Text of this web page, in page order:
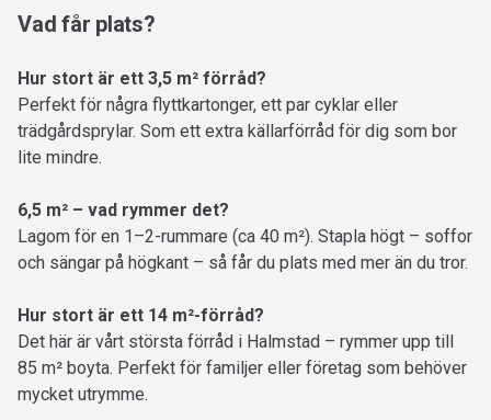
Vad får plats?
Hur stort är ett 3,5 m² förråd?
Perfekt för några flyttkartonger, ett par cyklar eller
trädgårdsprylar. Som ett extra källarförråd för dig som bor
lite mindre.
6,5 m² – vad rymmer det?
Lagom för en 1–2-rummare (ca 40 m²). Stapla högt – soffor
och sängar på högkant – så får du plats med mer än du tror.
Hur stort är ett 14 m²-förråd?
Det här är vårt största förråd i Halmstad – rymmer upp till
85 m² boyta. Perfekt för familjer eller företag som behöver
mycket utrymme.